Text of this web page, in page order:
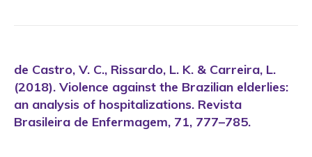
de Castro, V. C., Rissardo, L. K. & Carreira, L.
(2018). Violence against the Brazilian elderlies:
an analysis of hospitalizations. Revista
Brasileira de Enfermagem, 71, 777–785.